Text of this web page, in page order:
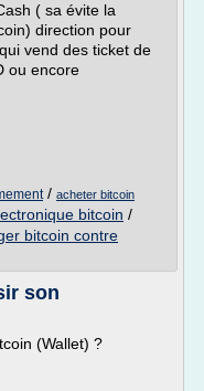
( sa évite la
direction pour
vend des ticket de
ou encore
/ acheter bitcoin
bitcoin /
bitcoin contre
son
(Wallet) ?